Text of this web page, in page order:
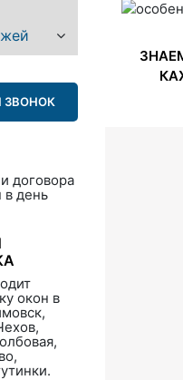
ЗВОНОК
договора
в день
окон в